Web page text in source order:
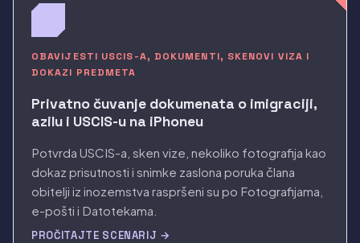
OBAVIJESTI USCIS-A, DOKUMENTI, SKENOVI VIZA I
DOKAZI PREDMETA
Privatno čuvanje dokumenata o imigraciji,
azilu i USCIS-u na iPhoneu
Potvrda USCIS-a, sken vize, nekoliko fotografija kao
dokaz prisutnosti i snimke zaslona poruka člana
obitelji iz inozemstva raspršeni su po Fotografijama,
e-pošti i Datotekama.
PROČITAJTE SCENARIJ →